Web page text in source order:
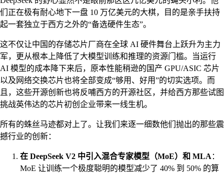
们正在极有耐心地下一盘 10 万亿美元的大棋，目的是亲手扶持
起一套独立于西方之外的“备选硬件生态”。
这不仅让中国的存储芯片厂商在全球 AI 硬件舞台上跃升为主力
军，更从根本上降低了大模型训练和推理的资源门槛。当运行
AI 模型的成本降下来后，原本性能稍逊的国产 GPU/ASIC 芯片
以及网络交换芯片也将全部变成“够用、好用”的切实选项。而
且，这些开源创新也将反哺西方的开源社区，并给西方那些试图
挑战英伟达的芯片初创企业带来一线生机。
所有的蛛丝马迹都对上了。让我们来逐一细数他们抛出的那些震
撼行业的创新：
在 DeepSeek V2 中引入混合专家模型（MoE）和 MLA ：
MoE 让训练一个极度聪明的模型减少了 40% 到 50% 的算